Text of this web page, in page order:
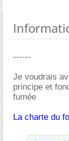
------
Je voudrais
principe et
fumée
La charte du